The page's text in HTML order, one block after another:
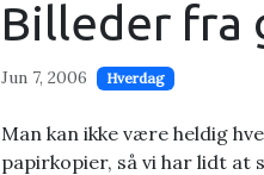
Billeder fra
Jun 7, 2006 Hverdag
Man kan ikke være heldig
papirkopier, så vi har lidt at